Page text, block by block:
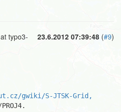
23.6.2012 07:39:48 (#9)
typo3-
gwiki/S-JTSK-Grid,